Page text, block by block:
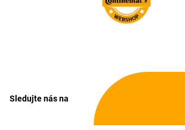
Sledujte nás na